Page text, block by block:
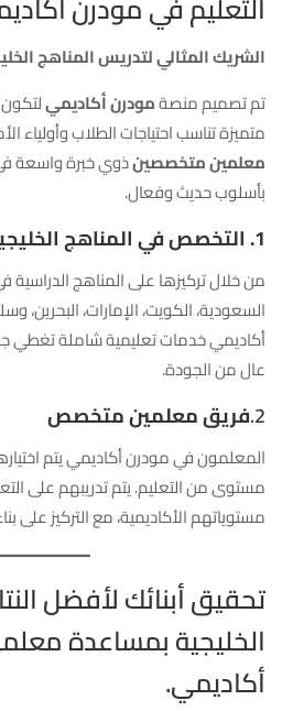
الشريك المثالي لتدريس المناهج
تم تصميم منصةمودرن أكاديمي
متميزة تناسب احتياجات الطلاب وأولياء
معلمين متخصصينذوي خبرة واسعة
بأسلوب حديث وفعال.
1. التخصص في المناهج الخليجية
من خلال تركيزها على المناهج الدراسية
السعودية، الكويت، الإمارات،
أكاديمي خدمات تعليمية شاملة تغطي
عال من الجودة.
2.فريق معلمين متخصص
المعلمون في مودرن أكاديمي يتم
مستوى من التعليم. يتم تدريبهم على
مستوياتهم الأكاديمية، مع التركيز على
تحقيق أبنائك لأفضل
الخليجية بمساعدة
أكاديمي.